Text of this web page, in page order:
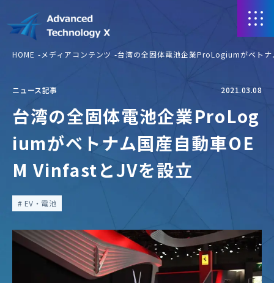
HOME メディアコンテンツ 台湾の全固体電池企業ProLogiumがベト
ニュース記事 2021.03.08
台湾の全固体電池企業ProLog
iumがベトナム国産自動車OE
M VinfastとJVを設立
EV・電池